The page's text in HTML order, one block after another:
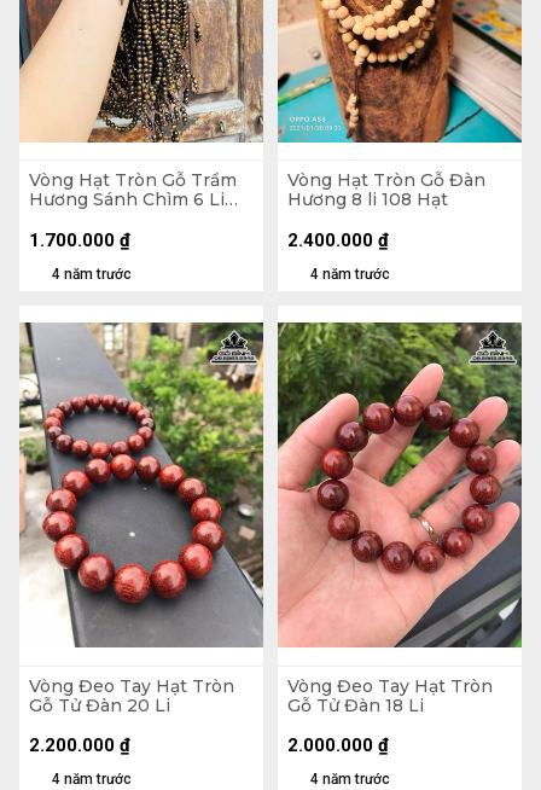
Vòng Hạt Tròn Gỗ Trầm
Hương Sánh Chìm 6 Li
4 năm trước
1.700.000 ₫
Vòng Hạt Tròn Gỗ Đàn
Hương 8 li 108 Hạt
4 năm trước
2.400.000 ₫
Vòng Đeo Tay Hạt Tròn
Gỗ Tử Đàn 20 Li
4 năm trước
2.200.000 ₫
Vòng Đeo Tay Hạt Tròn
Gỗ Tử Đàn 18 Li
4 năm trước
2.000.000 ₫